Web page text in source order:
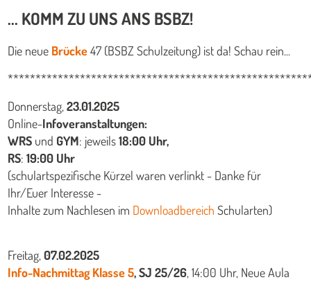
... KOMM ZU UNS ANS BSBZ!
Die neue Brücke47 (BSBZ Schulzeitung) ist da! Schau rein...
Donnerstag,23.01.2025
Online-Infoveranstaltungen:
WRS und GYM: jeweils18:00 Uhr,
RS:19:00 Uhr
(schulartspezifische Kürzel waren verlinkt - Danke für
Ihr/Euer Interesse -
Inhalte zum Nachlesen im Downloadbereich Schularten)
Freitag,07.02.2025
Info-Nachmittag Klasse 5, SJ 25/26, 14:00 Uhr, Neue Aula